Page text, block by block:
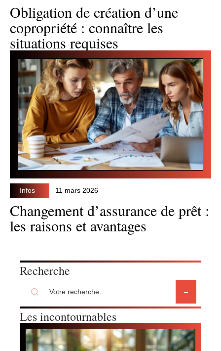
Obligation de création d’une
copropriété : connaître les
situations requises
Infos 11 mars 2026
Changement d’assurance de prêt :
les raisons et avantages
Recherche
Les incontournables